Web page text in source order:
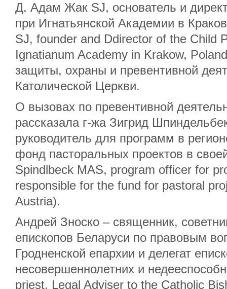
Д. Адам Жак SJ, основатель и
при Игнатьянской Академии в
SJ, founder and Ddirector of the Child
Ignatianum Academy in Krakow,
защиты, охраны и превентивной
Католической Церкви.
О вызовах по превентивной
рассказала г-жа Зигрид
руководитель для программ в
фонд пасторальных проектов в
Spindlbeck MAS, program officer for
responsible for the fund for pastoral
Austria).
Андрей Зноско – священник,
епископов Беларуси по правовым
Гродненской епархии и делегат
несовершеннолетних и
priest, Legal Adviser to the Catholic